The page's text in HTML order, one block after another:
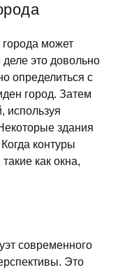
может
это довольно
определиться с
город. Затем
используя
здания
контуры
как окна,
современного
Это